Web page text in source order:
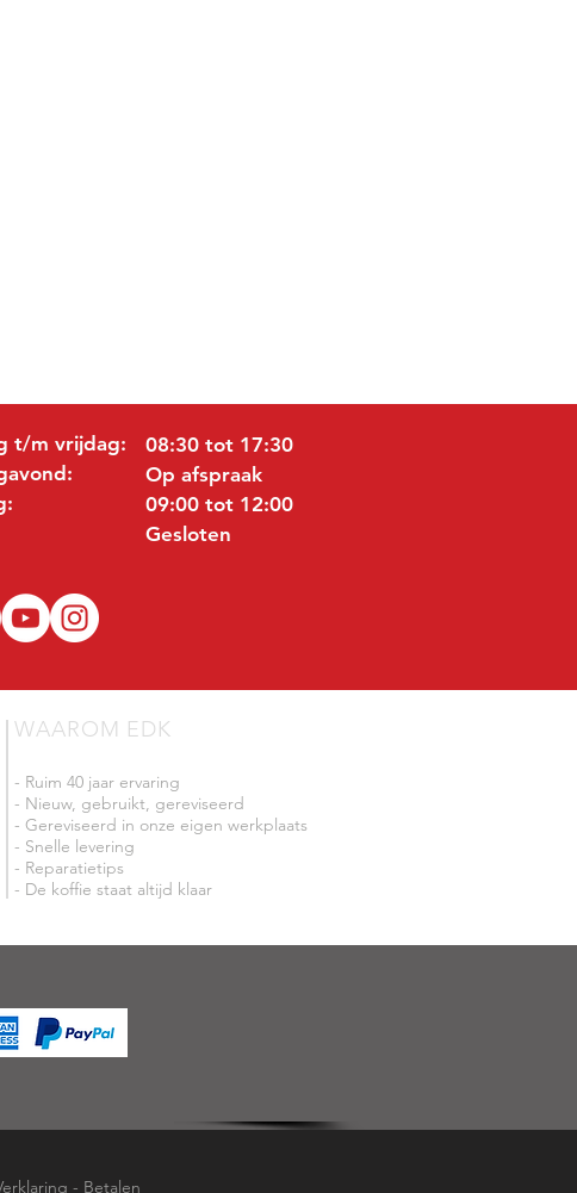
t/m vrijdag:
08:30 tot 17:30
Op afspraak
09:00 tot 12:00
Gesloten
WAAROM EDK
- Ruim 40 jaar ervaring
- Nieuw, gebruikt, gereviseerd
- Gereviseerd in onze eigen werkplaats
- Snelle levering
- Reparatietips
- De koffie staat altijd klaar
- Betalen